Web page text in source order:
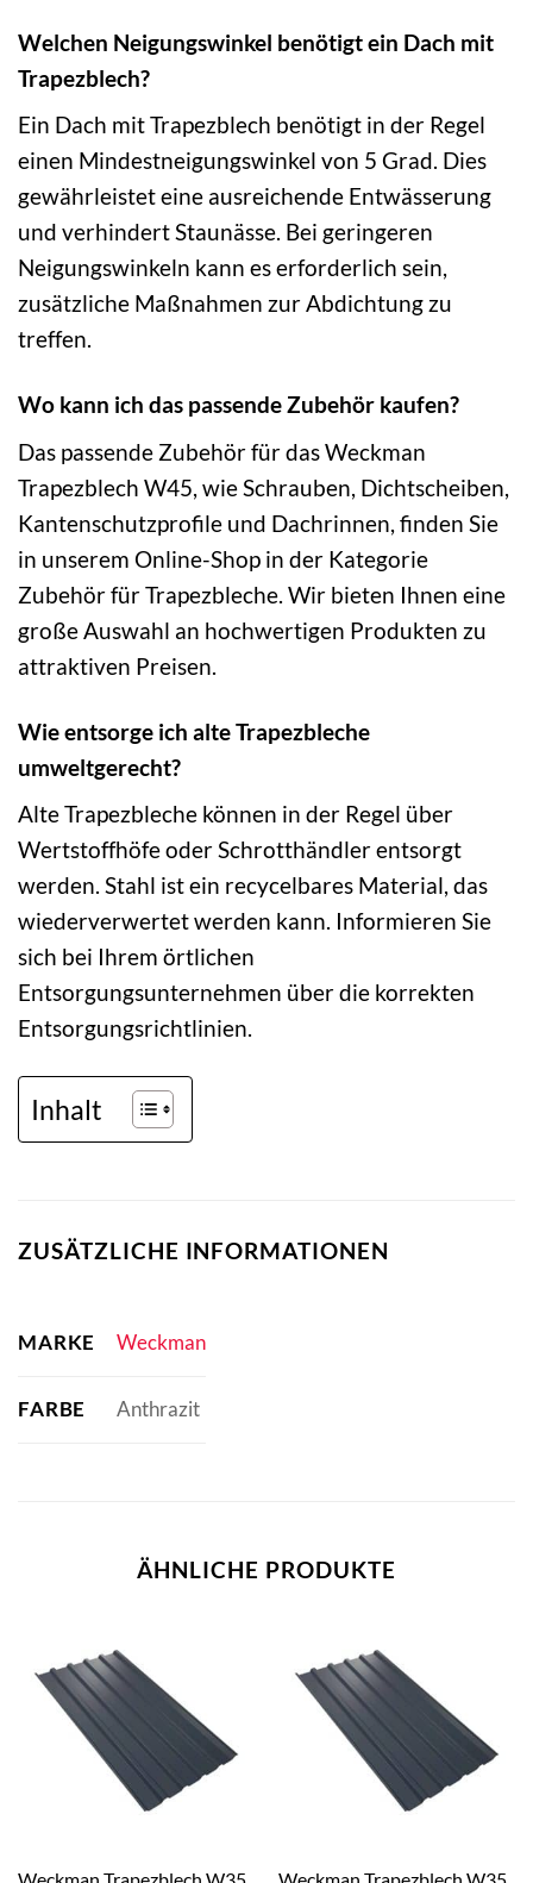
Welchen Neigungswinkel benötigt ein Dach mit
Trapezblech?
Ein Dach mit Trapezblech benötigt in der Regel
einen Mindestneigungswinkel von 5 Grad. Dies
gewährleistet eine ausreichende Entwässerung
und verhindert Staunässe. Bei geringeren
Neigungswinkeln kann es erforderlich sein,
zusätzliche Maßnahmen zur Abdichtung zu
treffen.
Wo kann ich das passende Zubehör kaufen?
Das passende Zubehör für das Weckman
Trapezblech W45, wie Schrauben, Dichtscheiben,
Kantenschutzprofile und Dachrinnen, finden Sie
in unserem Online-Shop in der Kategorie
Zubehör für Trapezbleche. Wir bieten Ihnen eine
große Auswahl an hochwertigen Produkten zu
attraktiven Preisen.
Wie entsorge ich alte Trapezbleche
umweltgerecht?
Alte Trapezbleche können in der Regel über
Wertstoffhöfe oder Schrotthändler entsorgt
werden. Stahl ist ein recycelbares Material, das
wiederverwertet werden kann. Informieren Sie
sich bei Ihrem örtlichen
Entsorgungsunternehmen über die korrekten
Entsorgungsrichtlinien.
Inhalt
ZUSÄTZLICHE INFORMATIONEN
MARKE Weckman
FARBE Anthrazit
ÄHNLICHE PRODUKTE